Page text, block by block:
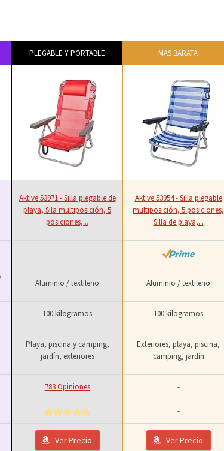
PLEGABLE Y PORTABLE MAS BARATA
Aktive 53971 - Silla plegable de
playa, Sila multiposición, 5
posiciones,...
Aktive 53954 - Silla plegable
multiposición, 5 posiciones,
Silla de playa,...
-
Aluminio / textileno Aluminio / textileno
100 kilogramos 100 kilogramos
Playa, piscina y camping,
jardín, exteriores
Exteriores, playa, piscina,
camping, jardín
783 Opiniones -
-
Ver Precio Ver Precio